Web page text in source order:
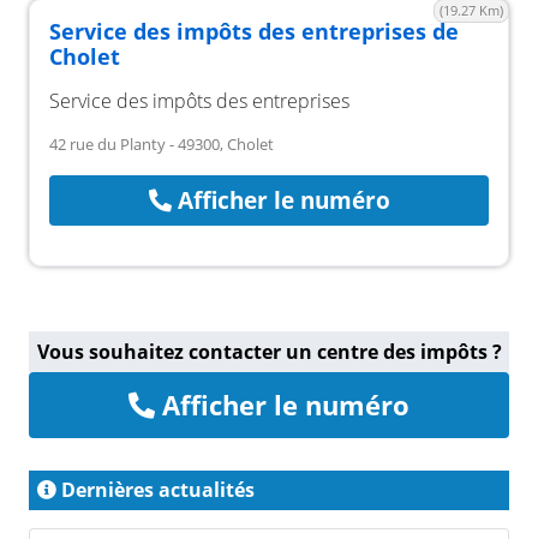
(19.27 Km)
Service des impôts des entreprises de
Cholet
Service des impôts des entreprises
42 rue du Planty - 49300, Cholet
Afficher le numéro
Vous souhaitez contacter un centre des impôts ?
Afficher le numéro
Dernières actualités